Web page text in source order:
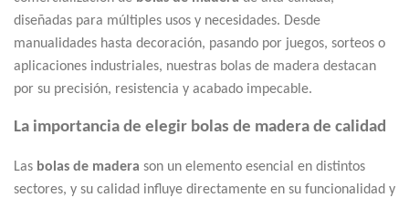
diseñadas para múltiples usos y necesidades. Desde
manualidades hasta decoración, pasando por juegos, sorteos o
aplicaciones industriales, nuestras bolas de madera destacan
por su precisión, resistencia y acabado impecable.
La importancia de elegir bolas de madera de calidad
Las bolas de madera son un elemento esencial en distintos
sectores, y su calidad influye directamente en su funcionalidad y